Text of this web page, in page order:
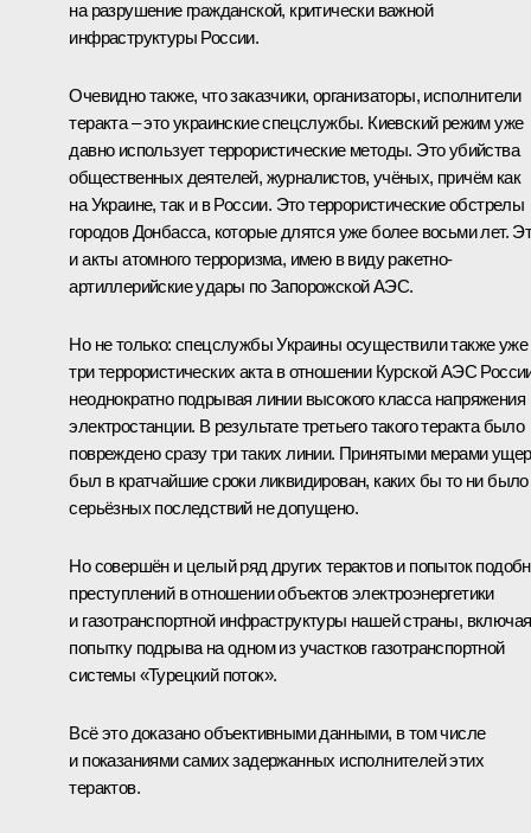
на разрушение гражданской, критически важной
инфраструктуры России.
Очевидно также, что заказчики, организаторы, исполнители
теракта – это украинские спецслужбы. Киевский режим уже
давно использует террористические методы. Это убийства
общественных деятелей, журналистов, учёных, причём как
на Украине, так и в России. Это террористические обстрелы
городов Донбасса, которые длятся уже более восьми лет.
и акты атомного терроризма, имею в виду ракетно-
артиллерийские удары по Запорожской АЭС.
Но не только: спецслужбы Украины осуществили также уже
три террористических акта в отношении Курской АЭС
неоднократно подрывая линии высокого класса напряжения
электростанции. В результате третьего такого теракта было
повреждено сразу три таких линии. Принятыми мерами
был в кратчайшие сроки ликвидирован, каких бы то ни было
серьёзных последствий не допущено.
Но совершён и целый ряд других терактов и попыток
преступлений в отношении объектов электроэнергетики
и газотранспортной инфраструктуры нашей страны, включая
попытку подрыва на одном из участков газотранспортной
системы «Турецкий поток».
Всё это доказано объективными данными, в том числе
и показаниями самих задержанных исполнителей этих
терактов.